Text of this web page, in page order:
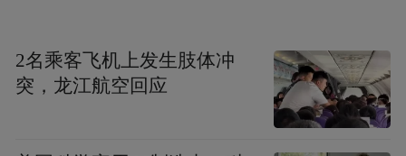
2名乘客飞机上发生肢体冲
突，龙江航空回应